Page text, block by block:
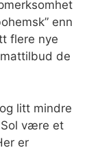
enn
flere nye
de
litt mindre
være et
er